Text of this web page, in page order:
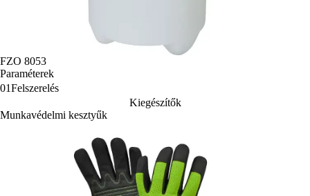
FZO 8053
Paraméterek
01Felszerelés
Kiegészítők
Munkavédelmi kesztyűk